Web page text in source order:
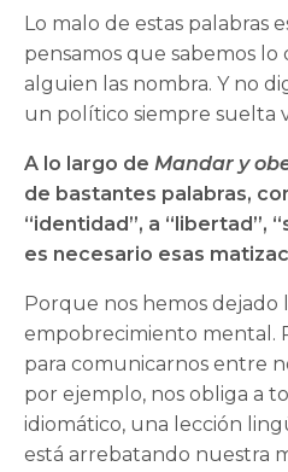
Lo malo de estas palabras
pensamos que sabemos
alguien las nombra. Y no
un político siempre suelta
A lo largo deMandar y
de bastantes palabras,
“identidad”, a “libertad”,
es necesario esas
Porque nos hemos
empobrecimiento mental.
para comunicarnos entre
por ejemplo, nos obliga a
idiomático, una lección
está arrebatando nuestra